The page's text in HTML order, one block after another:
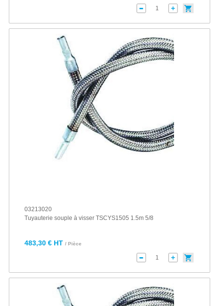
03213020
Tuyauterie souple à visser TSCYS1505 1.5m 5/8
483,30 € HT / Pièce